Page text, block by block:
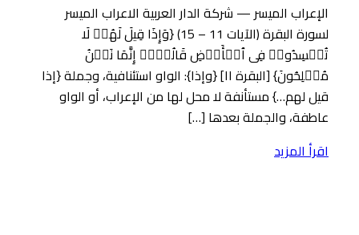
الإعراب الميسر — شركة الدار العربية الاعراب الميسر
لسورة البقرة (الآيات 11 – 15) {وَإِذَا قِیلَ لَهُمۡ لَا
تُفۡسِدُوا۟ فِی ٱلۡأَرۡضِ قَالُوۤا۟ إِنَّمَا نَحۡنُ
مُصۡلِحُونَ} [البقرة ١١] {وإذا}: الواو استئنافية، وجملة {إذا
قيل لهم…} مستأنفة لا محل لها من الإعراب، أو الواو
عاطفة، والجملة بعدها […]
اقرأ المزيد